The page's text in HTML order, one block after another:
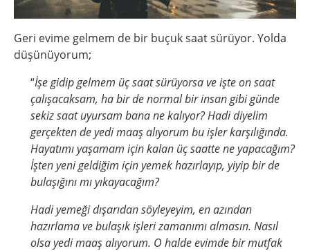
Geri evime gelmem de bir buçuk saat sürüyor. Yolda
düşünüyorum;
“İşe gidip gelmem üç saat sürüyorsa ve işte on saat
çalışacaksam, ha bir de normal bir insan gibi günde
sekiz saat uyursam bana ne kalıyor? Hadi diyelim
gerçekten de yedi maaş alıyorum bu işler karşılığında.
Hayatımı yaşamam için kalan üç saatte ne yapacağım?
İşten yeni geldiğim için yemek hazırlayıp, yiyip bir de
bulaşığını mı yıkayacağım?
Hadi yemeği dışarıdan söyleyeyim, en azından
hazırlama ve bulaşık işleri zamanımı almasın. Nasıl
olsa yedi maaş alıyorum. O halde evimde bir mutfak